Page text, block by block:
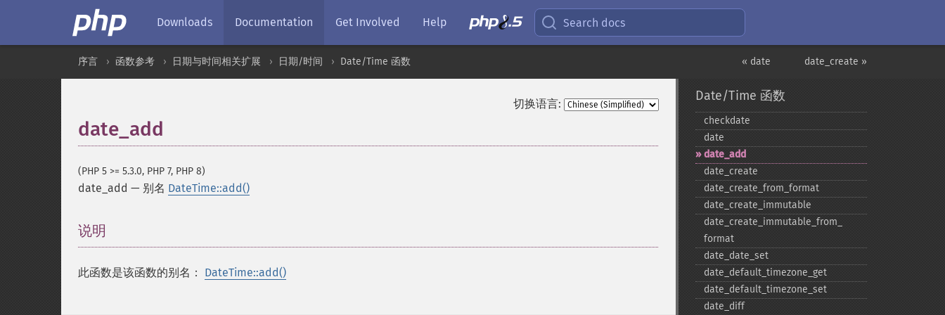
Downloads Documentation Get Involved Help Search docs
date_create »
« date
序言 函数参考 日期与时间相关扩展 日期/时间 Date/Time 函数
切换语言:
date_add
(PHP 5 >= 5.3.0, PHP 7, PHP 8)
date_add — 别名 DateTime::add()
说明
此函数是该函数的别名： DateTime::add()
Date/Time 函数
checkdate
date
date_​add
date_​create
date_​create_​from_​format
date_​create_​immutable
date_​create_​immutable_​from_​
format
date_​date_​set
date_​default_​timezone_​get
date_​default_​timezone_​set
date_​diff